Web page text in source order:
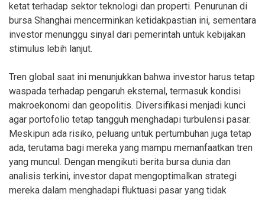
ketat terhadap sektor teknologi dan properti. Penurunan di
bursa Shanghai mencerminkan ketidakpastian ini, sementara
investor menunggu sinyal dari pemerintah untuk kebijakan
stimulus lebih lanjut.
Tren global saat ini menunjukkan bahwa investor harus tetap
waspada terhadap pengaruh eksternal, termasuk kondisi
makroekonomi dan geopolitis. Diversifikasi menjadi kunci
agar portofolio tetap tangguh menghadapi turbulensi pasar.
Meskipun ada risiko, peluang untuk pertumbuhan juga tetap
ada, terutama bagi mereka yang mampu memanfaatkan tren
yang muncul. Dengan mengikuti berita bursa dunia dan
analisis terkini, investor dapat mengoptimalkan strategi
mereka dalam menghadapi fluktuasi pasar yang tidak